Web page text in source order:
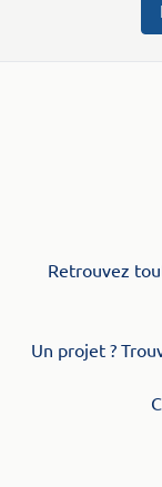
Retrouvez
Un projet ?